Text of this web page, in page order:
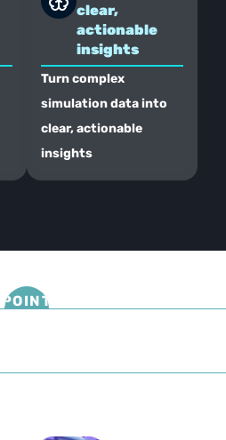
clear,
actionable
insights
Turn complex
simulation data into
clear, actionable
insights
POINT